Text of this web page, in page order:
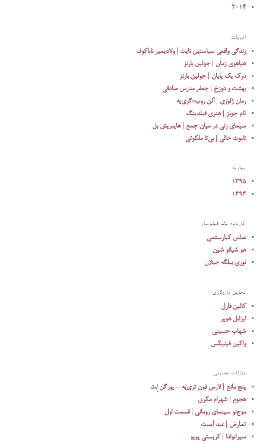
۲۰۱۴
ادبیات
زندگی واقعی سباستین نایت | ولادیمیر ناباکوف
هیاهوی زمان | جولین بارنز
درک یک پایان | جولین بارنز
بهشت و دوزخ | جعفر مدرس صادقی
رمان ژلوزی | آلن روب-گری‌یه‌
تام جونز | هنری فیلدینگ
سیمای زنی در میان جمع | هاینریش بل
تابوت‌ خالی‌ | بی‌تا ملکوتی‌
بهاریه
۱۳۹۵
۱۳۹۳
کارنامه یک فیلم‌ساز
عباس کیارستمی
هو شیائو شین
نوری بیلگه جیلان
تحلیل بازیگری
کالین فارل
ایزابل هوپر
شهاب حسینی
واکین فینیکس
مقالات تحلیلی
پنج مانع | لارس فون تری‌یه – یورگن لِث
هجوم | شهرام مکری
موج‌نو سینمای رومانی | قسمت اول
تمارض | عبد آبست
سیرانوادا | کریستی پویو